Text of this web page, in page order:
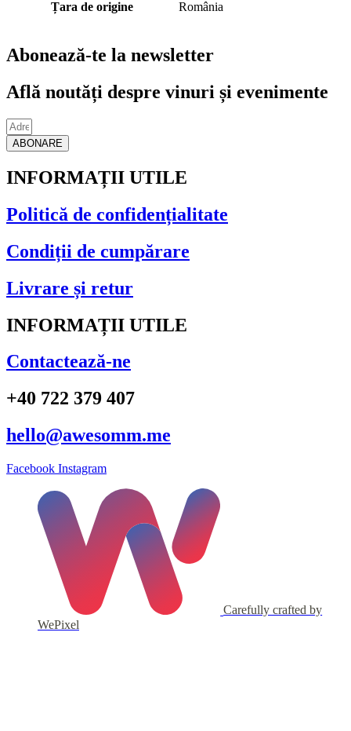
Țara de origine România
Abonează-te la newsletter
Află noutăți despre vinuri și evenimente
ABONARE
INFORMAȚII UTILE
Politică de confidențialitate
Condiții de cumpărare
Livrare și retur
INFORMAȚII UTILE
Contactează-ne
+40 722 379 407
hello@awesomm.me
Facebook Instagram
Carefully crafted by
WePixel